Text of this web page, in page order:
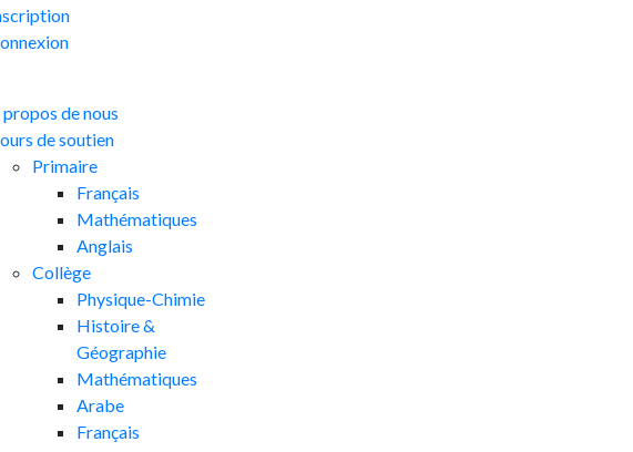
de nous
de soutien
Primaire
Français
Mathématiques
Anglais
Collège
Physique-Chimie
Histoire &
Géographie
Mathématiques
Arabe
Français